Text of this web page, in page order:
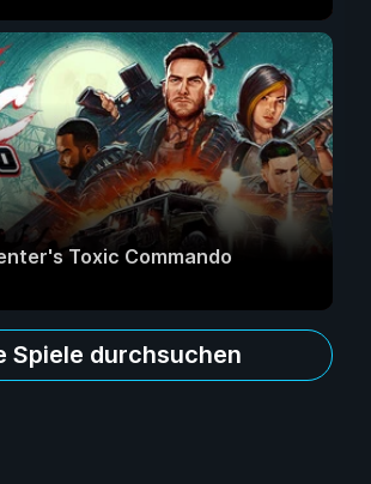
Toxic Commando
Spiele durchsuchen